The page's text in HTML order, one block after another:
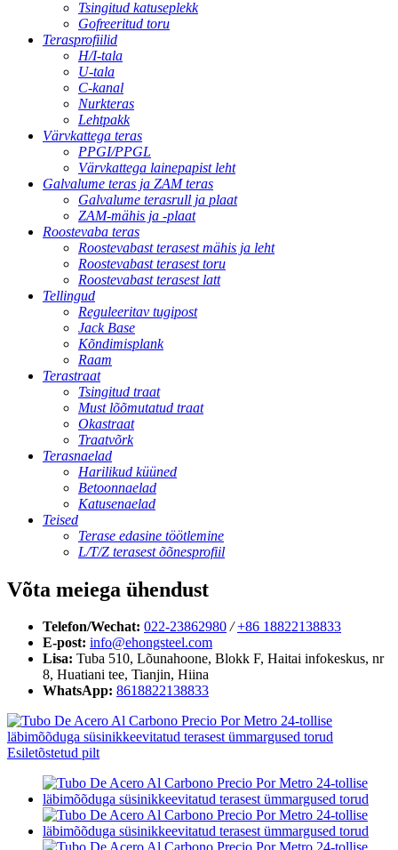
Tsingitud katuseplekk
Gofreeritud toru
Terasprofiilid
H/I-tala
U-tala
C-kanal
Nurkteras
Lehtpakk
Värvkattega teras
PPGI/PPGL
Värvkattega lainepapist leht
Galvalume teras ja ZAM teras
Galvalume terasrull ja plaat
ZAM-mähis ja -plaat
Roostevaba teras
Roostevabast terasest mähis ja leht
Roostevabast terasest toru
Roostevabast terasest latt
Tellingud
Reguleeritav tugipost
Jack Base
Kõndimisplank
Raam
Terastraat
Tsingitud traat
Must lõõmutatud traat
Okastraat
Traatvõrk
Terasnaelad
Harilikud küüned
Betoonnaelad
Katusenaelad
Teised
Terase edasine töötlemine
L/T/Z terasest õõnesprofiil
Võta meiega ühendust
Telefon/Wechat: 022-23862980 / +86 18822138833
E-post: info@ehongsteel.com
Lisa: Tuba 510, Lõunahoone, Blokk F, Haitai infokeskus, nr
8, Huatiani tee, Tianjin, Hiina
WhatsApp: 8618822138833